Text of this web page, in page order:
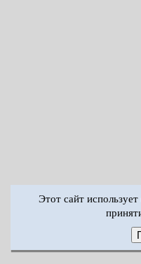
Этот сайт